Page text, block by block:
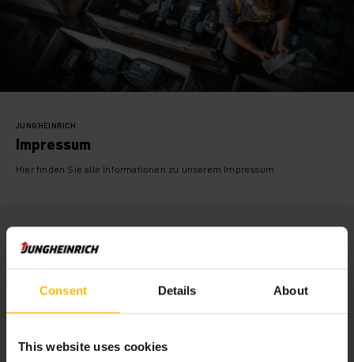
Consent Details About
This website uses cookies
JUNGHEINRICH
Impressum
Hier finden Sie alle Informationen zu unserem Impressum
Friedrich-Ebert-Damm 129
22047 Hamburg